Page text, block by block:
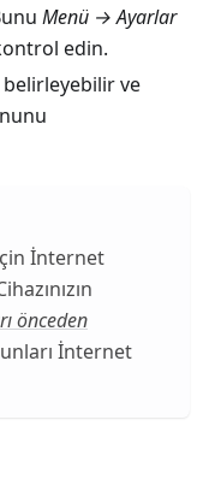
Menü → Ayarlar
edin.
ve
İnternet
önceden
İnternet